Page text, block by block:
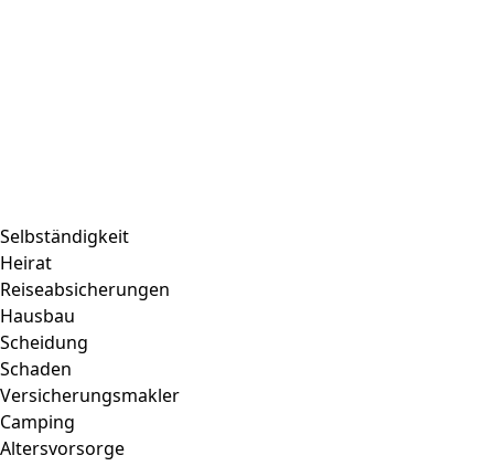
Selbständigkeit
Heirat
Reiseabsicherungen
Hausbau
Scheidung
Schaden
Versicherungsmakler
Camping
Altersvorsorge